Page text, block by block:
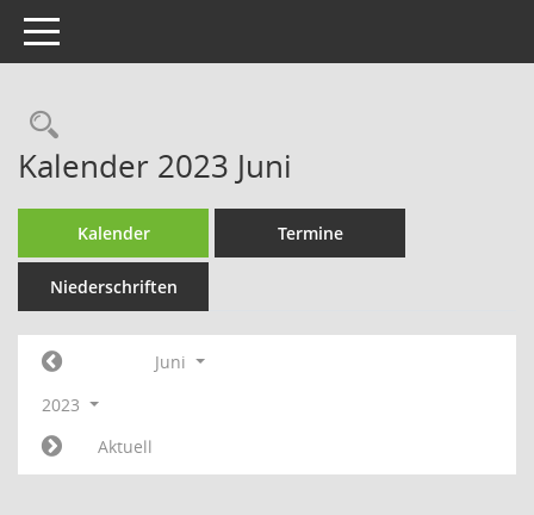
Toggle navigation
Rechercheauswahl
Kalender 2023 Juni
Kalender Termine
Niederschriften
Juni
2023
Aktuell